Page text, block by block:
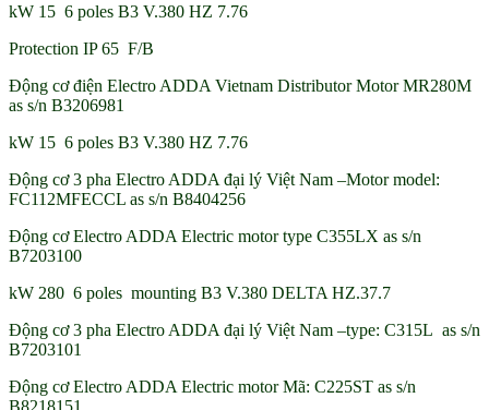
kW 15 6 poles B3 V.380 HZ 7.76
Protection IP 65 F/B
Động cơ điện Electro ADDA Vietnam Distributor Motor MR280M
as s/n B3206981
kW 15 6 poles B3 V.380 HZ 7.76
Động cơ 3 pha Electro ADDA đại lý Việt Nam –Motor model:
FC112MFECCL as s/n B8404256
Động cơ Electro ADDA Electric motor type C355LX as s/n
B7203100
kW 280 6 poles mounting B3 V.380 DELTA HZ.37.7
Động cơ 3 pha Electro ADDA đại lý Việt Nam –type: C315L as s/n
B7203101
Động cơ Electro ADDA Electric motor Mã: C225ST as s/n
B8218151